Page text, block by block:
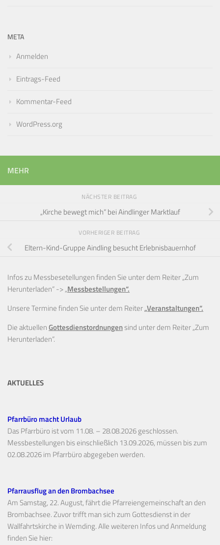
META
Anmelden
Eintrags-Feed
Kommentar-Feed
WordPress.org
MEHR
NÄCHSTER BEITRAG
„Kirche bewegt mich“ bei Aindlinger Marktlauf
VORHERIGER BEITRAG
Eltern-Kind-Gruppe Aindling besucht Erlebnisbauernhof
Infos zu Messbesetellungen finden Sie unter dem Reiter „Zum
Herunterladen“ ->„Messbestellungen“.
Unsere Termine finden Sie unter dem Reiter„Veranstaltungen“.
Die aktuellenGottesdienstordnungensind unter dem Reiter „Zum
Herunterladen“.
AKTUELLES
Pfarrbüro macht Urlaub
Das Pfarrbüro ist vom 11.08. – 28.08.2026 geschlossen.
Messbestellungen bis einschließlich 13.09.2026, müssen bis zum
02.08.2026 im Pfarrbüro abgegeben werden.
Pfarrausflug an den Brombachsee
Am Samstag, 22. August, fährt die Pfarreiengemeinschaft an den
Brombachsee. Zuvor trifft man sich zum Gottesdienst in der
Wallfahrtskirche in Wemding. Alle weiteren Infos und Anmeldung
finden Sie hier: